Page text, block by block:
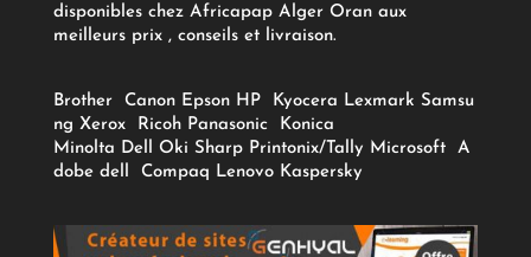
disponibles chez Africapap Alger Oran aux
meilleurs prix , conseils et livraison.
Brother Canon Epson HP Kyocera Lexmark Samsu
ng Xerox Ricoh Panasonic
Konica
Minolta Dell Oki Sharp Printonix/Tally Microsoft
A
dobe dell Compaq Lenovo Kaspersky